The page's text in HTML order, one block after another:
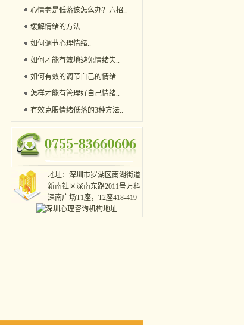
心情老是低落该怎么办？六招..
缓解情绪的方法..
如何调节心理情绪..
如何才能有效地避免情绪失..
如何有效的调节自己的情绪..
怎样才能有管理好自己情绪..
有效克服情绪低落的3种方法..
地址：深圳市罗湖区南湖街道
新南社区深南东路2011号万科
深南广场T1座，T2座418-419